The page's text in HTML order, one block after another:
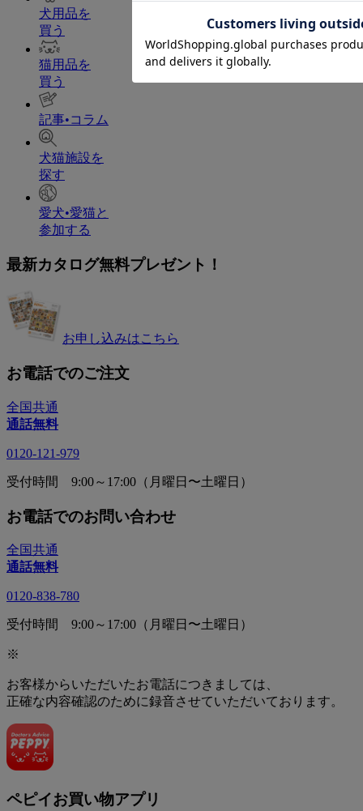
犬用品を
買う
猫用品を
買う
記事•コラム
犬猫施設を
探す
愛犬•愛猫と
参加する
最新カタログ無料プレゼント！
お申し込みはこちら
お電話でのご注文
全国共通
通話無料
0120-121-979
受付時間 9:00～17:00（月曜日〜土曜日）
お電話でのお問い合わせ
全国共通
通話無料
0120-838-780
受付時間 9:00～17:00（月曜日〜土曜日）
※
お客様からいただいたお電話につきましては、
正確な内容確認のために録音させていただいております。
ペピイお買い物アプリ